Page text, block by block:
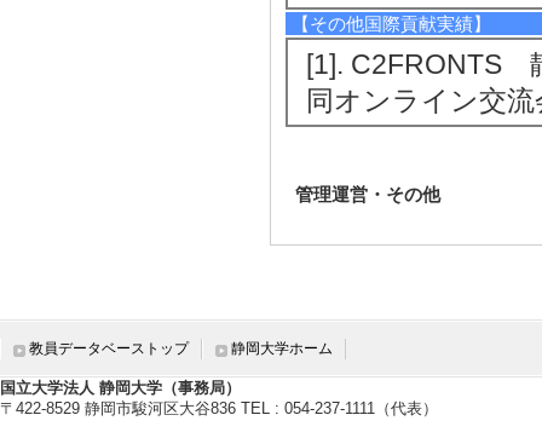
【その他国際貢献実績】
[1]. C2FRONTS
同オンライン交
管理運営・その他
教員データベーストップ 静岡大学ホーム
国立大学法人 静岡大学（事務局）
〒422-8529 静岡市駿河区大谷836 TEL : 054-237-1111（代表）